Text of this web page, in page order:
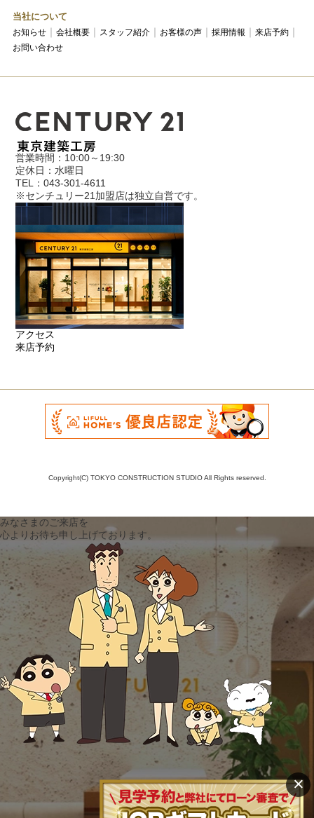
当社について
お知らせ 会社概要 スタッフ紹介 お客様の声 採用情報
来店予約
お問い合わせ
営業時間：10:00～19:30
定休日：水曜日
TEL：043-301-4611
※センチュリー21加盟店は独立自営です。
アクセス
来店予約
Copyright(C) TOKYO CONSTRUCTION STUDIO All Rights reserved.
みなさまのご来店を
心よりお待ち申し上げております。
×